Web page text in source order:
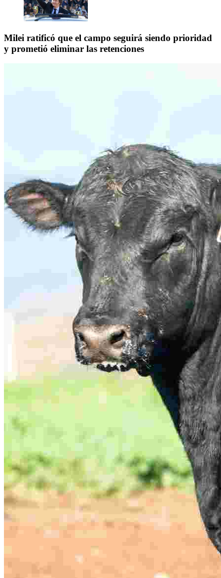
Milei ratificó que el campo seguirá siendo prioridad
y prometió eliminar las retenciones